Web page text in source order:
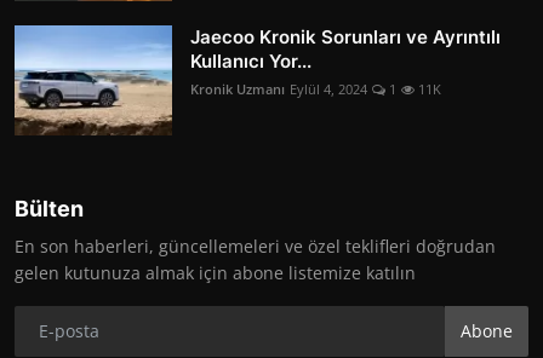
Jaecoo Kronik Sorunları ve Ayrıntılı
Kullanıcı Yor...
Kronik Uzmanı Eylül 4, 2024 1 11K
Bülten
En son haberleri, güncellemeleri ve özel teklifleri doğrudan
gelen kutunuza almak için abone listemize katılın
Abone